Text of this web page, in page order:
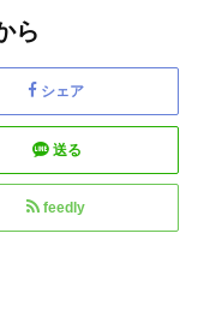
ら
シェア
送る
feedly